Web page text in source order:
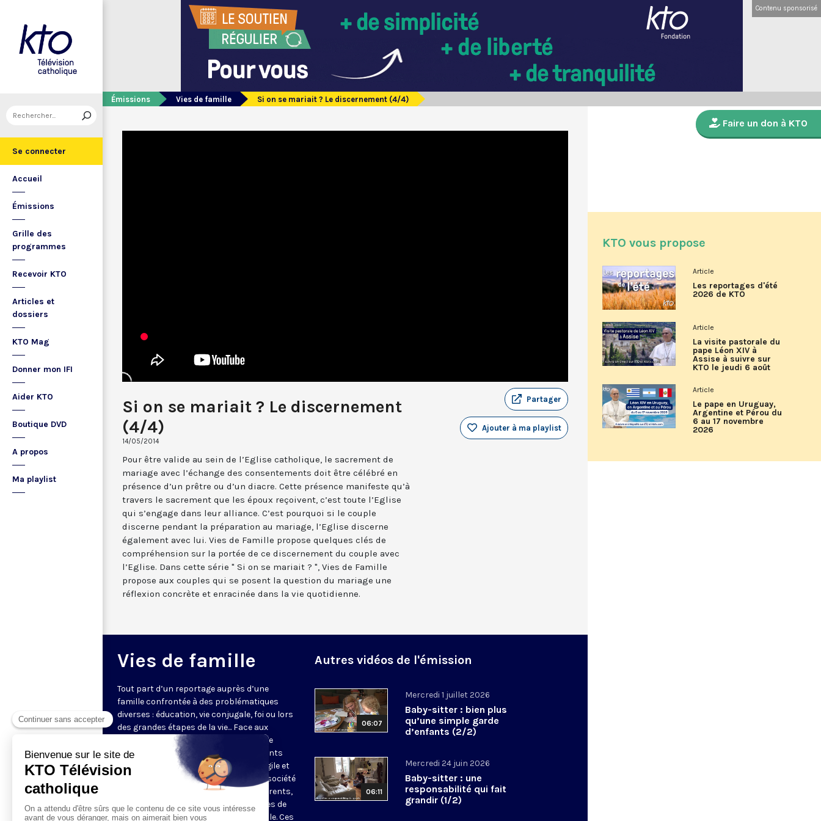
Se connecter
Accueil
Émissions
Grille des
programmes
Recevoir KTO
Articles et
dossiers
KTO Mag
Donner mon IFI
Aider KTO
Boutique DVD
A propos
Ma playlist
Contenu sponsorisé
Émissions Vies de famille Si on se mariait ? Le discernement (4/4)
Si on se mariait ? Le discernement
(4/4)
14/05/2014
Partager
Ajouter à ma playlist
Pour être valide au sein de l’Eglise catholique, le sacrement de
mariage avec l’échange des consentements doit être célébré en
présence d’un prêtre ou d’un diacre. Cette présence manifeste qu’à
travers le sacrement que les époux reçoivent, c’est toute l’Eglise
qui s’engage dans leur alliance. C’est pourquoi si le couple
discerne pendant la préparation au mariage, l’Eglise discerne
également avec lui. Vies de Famille propose quelques clés de
compréhension sur la portée de ce discernement du couple avec
l’Eglise. Dans cette série " Si on se mariait ? ", Vies de Famille
propose aux couples qui se posent la question du mariage une
réflexion concrète et enracinée dans la vie quotidienne.
Vies de famille
Tout part d’un reportage auprès d’une
famille confrontée à des problématiques
diverses : éducation, vie conjugale, foi ou lors
des grandes étapes de la vie... Face aux
questions très concrètes, KTO propose
repères et conseils avec des intervenants
d'expérience qui s’appuient sur l’Evangile et
l’anthropologie chrétienne. Dans une société
en pleine évolution, jeunes couples, parents,
grands-parents y trouveront des pistes de
réflexion pour soutenir leur vie de famille. Ces
Autres vidéos de l'émission
06:07
Mercredi 1 juillet 2026
Baby-sitter : bien plus
qu’une simple garde
d’enfants (2/2)
06:11
Mercredi 24 juin 2026
Baby-sitter : une
responsabilité qui fait
grandir (1/2)
Faire un don à KTO
KTO vous propose
Article
Les reportages d'été
2026 de KTO
Article
La visite pastorale du
pape Léon XIV à
Assise à suivre sur
KTO le jeudi 6 août
Article
Le pape en Uruguay,
Argentine et Pérou du
6 au 17 novembre
2026